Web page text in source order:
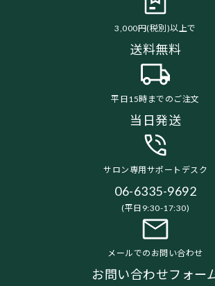
3,000円(税別)以上で
送料無料
平日15時までのご注文
当日発送
サロン専用サポートデスク
06-6335-9692
(平日9:30-17:30)
メールでのお問い合わせ
お問い合わせフォー